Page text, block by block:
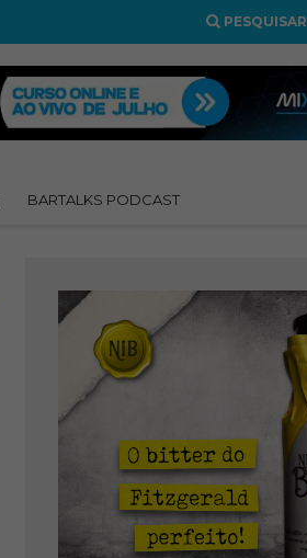
PESQUISAR
BARTALKS PODCAST